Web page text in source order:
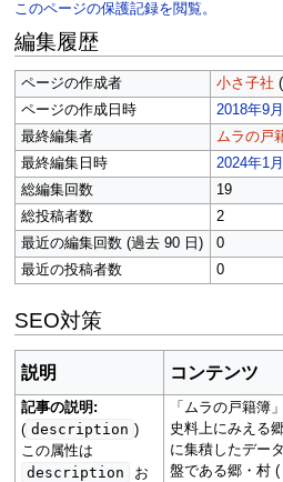
このページの保護記録を閲覧。
編集履歴
ページの作成者 小さ子社 (
ページの作成日時
2018年9
最終編集者
ムラの戸
最終編集日時
2024年1
総編集回数
19
総投稿者数
2
最近の編集回数 (過去 90 日)
0
最近の投稿者数
0
SEO対策
説明 コンテンツ
記事の説明:
( description )
この属性は
description
お
「ムラの戸籍簿
史料上にみえる
に集積したデー
盤である郷・村